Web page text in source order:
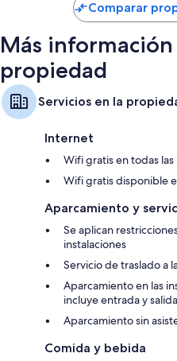
Comparar
Más
propiedad
Servicios en la
Internet
Wifi gratis en todas
Wifi gratis disponible
Aparcamiento y
Se aplican
instalaciones
Servicio de traslado a
Aparcamiento en las
incluye entrada y
Aparcamiento sin
Comida y bebida